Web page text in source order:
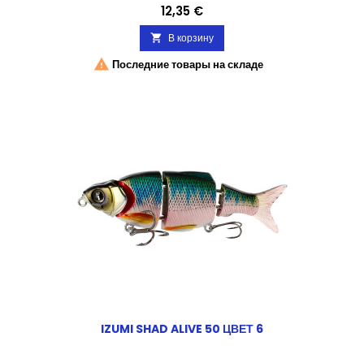
Цена
12,35 €
 В корзину
 Последние товары на складе
IZUMI SHAD ALIVE 50 ЦВЕТ 6